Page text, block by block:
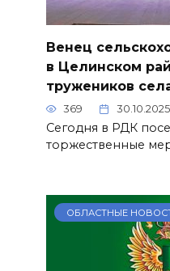
Венец
в Целинском
тружеников
369 30.10.2025
Сегодня в РДК
торжественные
ОБЛАСТНЫЕ